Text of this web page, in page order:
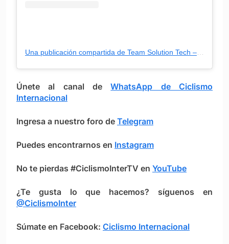
Únete al canal deWhatsApp de Ciclismo
Internacional
Ingresa a nuestro foro de Telegram
Puedes encontrarnos en Instagram
No te pierdas #CiclismoInterTV en YouTube
¿Te gusta lo que hacemos? síguenos en
@CiclismoInter
Súmate en Facebook: Ciclismo Internacional